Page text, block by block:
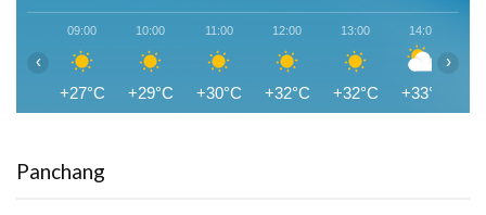
09:00
+27°C
10:00
+29°C
11:00
+30°C
12:00
+32°C
13:00
+32°C
14:00
+33°C
‹ ›
Panchang